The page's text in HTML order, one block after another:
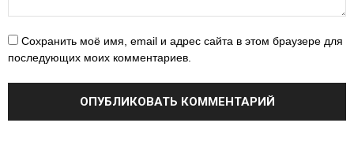
Сохранить моё имя, email и адрес сайта в этом браузере для
последующих моих комментариев.